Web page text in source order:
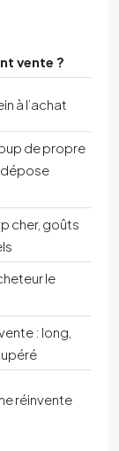
vente ?
à l’achat
de propre
dépose
cher, goûts
le
: long,
réinvente